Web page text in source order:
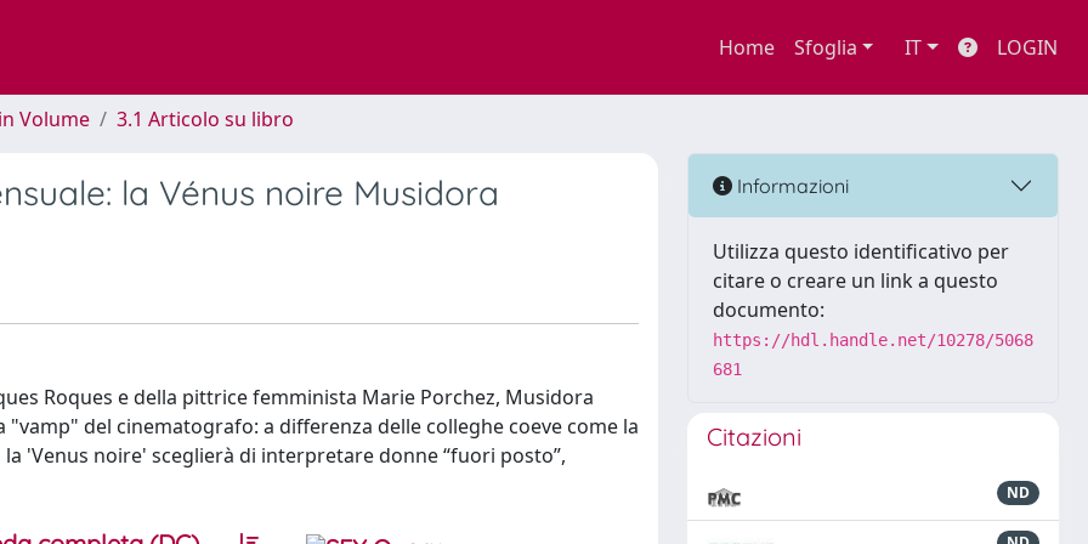
Home Sfoglia IT LOGIN
Volume 3.1 Articolo su libro
la Vénus noire Musidora
Roques e della pittrice femminista Marie Porchez, Musidora
"vamp" del cinematografo: a differenza delle colleghe coeve come la
'Venus noire' sceglierà di interpretare donne “fuori posto”,
Informazioni
Utilizza questo identificativo per
citare o creare un link a questo
documento:
https://hdl.handle.net/10278/5068
681
Citazioni
ND